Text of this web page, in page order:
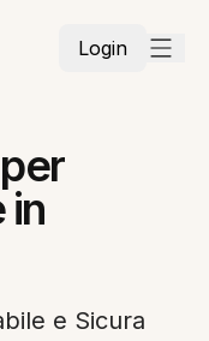
Login
in
e Sicura